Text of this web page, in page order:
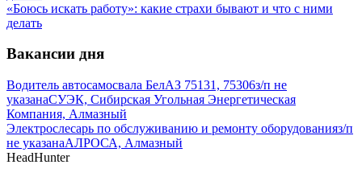
«Боюсь искать работу»: какие страхи бывают и что с ними
делать
Вакансии дня
Водитель автосамосвала БелАЗ 75131, 75306з/п не
указанаСУЭК, Сибирская Угольная Энергетическая
Компания, Алмазный
Электрослесарь по обслуживанию и ремонту оборудованияз/п
не указанаАЛРОСА, Алмазный
HeadHunter